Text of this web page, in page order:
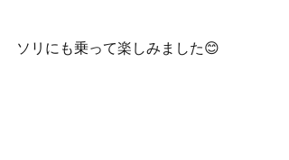
ソリにも乗って楽しみました😊